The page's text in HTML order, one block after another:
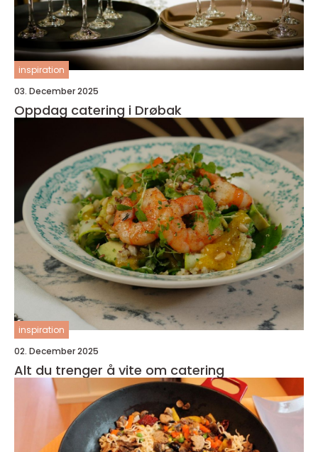
inspiration
03. December 2025
Oppdag catering i Drøbak
inspiration
02. December 2025
Alt du trenger å vite om catering